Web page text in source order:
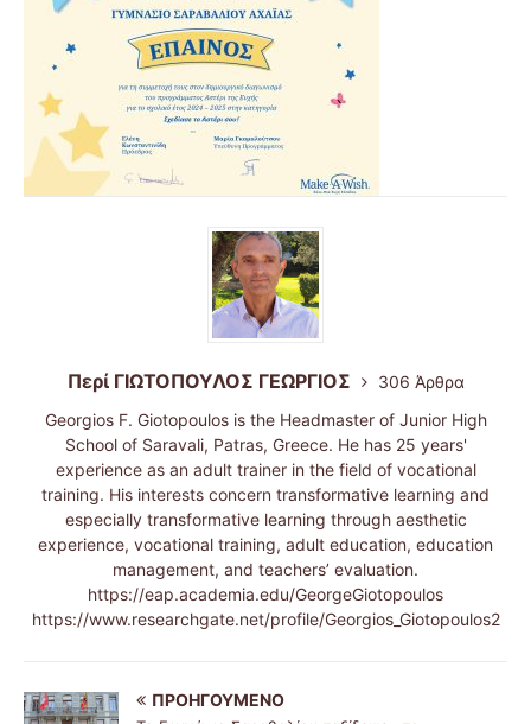
Περί ΓΙΩΤΟΠΟΥΛΟΣ ΓΕΩΡΓΙΟΣ
306 Άρθρα
Georgios F. Giotopoulos is the Headmaster of Junior High
School of Saravali, Patras, Greece. He has 25 years'
experience as an adult trainer in the field of vocational
training. His interests concern transformative learning and
especially transformative learning through aesthetic
experience, vocational training, adult education, education
management, and teachers’ evaluation.
https://eap.academia.edu/GeorgeGiotopoulos
https://www.researchgate.net/profile/Georgios_Giotopoulos2
ΠΡΟΗΓΟΎΜΕΝΟ